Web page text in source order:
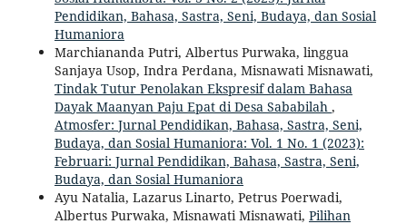
Pendidikan, Bahasa, Sastra, Seni, Budaya, dan Sosial
Humaniora
Marchiananda Putri, Albertus Purwaka, linggua
Sanjaya Usop, Indra Perdana, Misnawati Misnawati,
Tindak Tutur Penolakan Ekspresif dalam Bahasa
Dayak Maanyan Paju Epat di Desa Sababilah ,
Atmosfer: Jurnal Pendidikan, Bahasa, Sastra, Seni,
Budaya, dan Sosial Humaniora: Vol. 1 No. 1 (2023):
Februari: Jurnal Pendidikan, Bahasa, Sastra, Seni,
Budaya, dan Sosial Humaniora
Ayu Natalia, Lazarus Linarto, Petrus Poerwadi,
Albertus Purwaka, Misnawati Misnawati, Pilihan